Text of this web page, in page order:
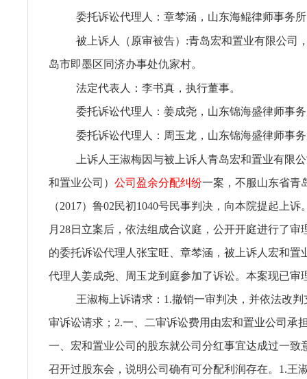
委托诉讼代理人：章棽涵，山东海鲲律师事务
被上诉人（原审被告）:青岛宏和置业有限公司
岛市即墨区同济办事处仇家村。
法定代表人：李书真，执行董事。
委托诉讼代理人：姜成尧，山东锦海盛律师事
委托诉讼代理人：周玉龙，山东锦海盛律师事
上诉人王淑梅因与被上诉人青岛宏和置业有限
和置业公司） 公司盈余分配纠纷一案，不服山东省青
（2017）鲁02民初1040号民事判决，向本院提起上诉
月28日立案后，依法组成合议庭，公开开庭进行了审
的委托诉讼代理人张宝旺、章棽涵，被上诉人宏和置
代理人姜成尧、周玉龙到庭参加了诉讼。本案现已审
王淑梅上诉请求：1.撤销一审判决，并依法改
审诉讼请求；2.一、二审诉讼费用由宏和置业公司承
一、宏和置业公司的股东就公司分红事宜达成过一致
召开过股东会，说明公司确有可分配利润存在。1.王